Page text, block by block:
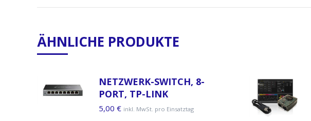
ÄHNLICHE PRODUKTE
NETZWERK-SWITCH, 8-
PORT, TP-LINK
5,00 € inkl. MwSt. pro Einsatztag